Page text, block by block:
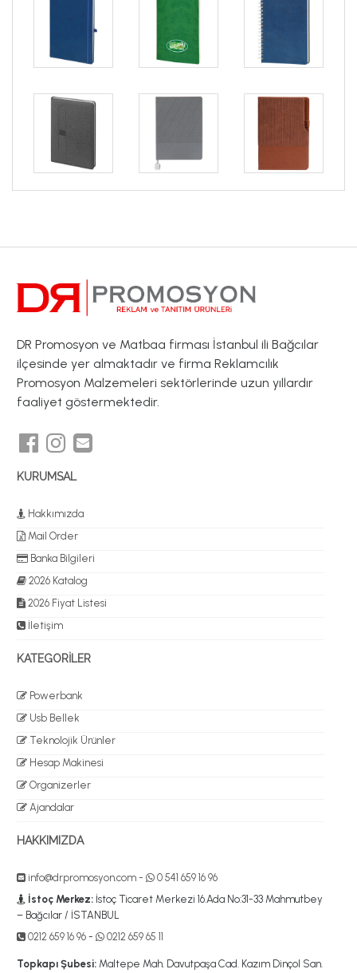
DR Promosyon ve Matbaa firması İstanbul ili Bağcılar
ilçesinde yer almaktadır ve firma Reklamcılık
Promosyon Malzemeleri sektörlerinde uzun yıllardır
faaliyet göstermektedir.
KURUMSAL
Hakkımızda
Mail Order
Banka Bilgileri
2026 Katalog
2026 Fiyat Listesi
İletişim
KATEGORİLER
Powerbank
Usb Bellek
Teknolojik Ürünler
Hesap Makinesi
Organizerler
Ajandalar
HAKKIMIZDA
info@drpromosyon.com -
0 541 659 16 96
İstoç Merkez: İstoç Ticaret Merkezi 16.Ada No:31-33 Mahmutbey
– Bağcılar / İSTANBUL
0212 659 16 96 - 0212 659 65 11
Topkapı Şubesi: Maltepe Mah. Davutpaşa Cad. Kazım Dinçol San.